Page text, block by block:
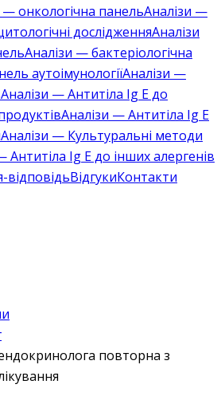
— онкологічна панельАналізи —
дослідженняАналізи
Аналізи — бактеріологічна
аутоімунологіїАналізи —
Аналізи — Антитіла Ig E до
Аналізи — Антитіла Ig E
Аналізи — Культуральні методи
Антитіла Ig E до інших алергенів
відповідьВідгукиКонтакти
повторна з